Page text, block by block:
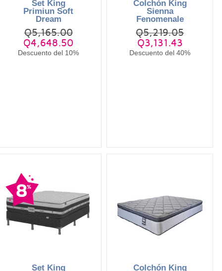
Set King
Primiun Soft
Dream
Q5,165.00
Q4,648.50
Descuento del 10%
Colchón King
Sienna
Fenomenale
Q5,219.05
Q3,131.43
Descuento del 40%
Set King
Colchón King